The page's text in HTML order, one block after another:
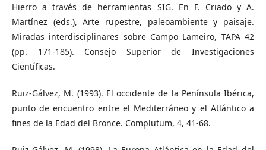
Hierro a través de herramientas SIG. En F. Criado y A.
Martínez (eds.), Arte rupestre, paleoambiente y paisaje.
Miradas interdisciplinares sobre Campo Lameiro, TAPA 42
(pp. 171-185). Consejo Superior de Investigaciones
Científicas.
Ruiz-Gálvez, M. (1993). El occidente de la Península Ibérica,
punto de encuentro entre el Mediterráneo y el Atlántico a
fines de la Edad del Bronce. Complutum, 4, 41-68.